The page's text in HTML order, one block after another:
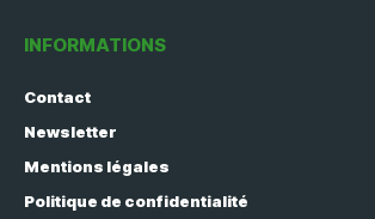
INFORMATIONS
Contact
Newsletter
Mentions légales
Politique de confidentialité